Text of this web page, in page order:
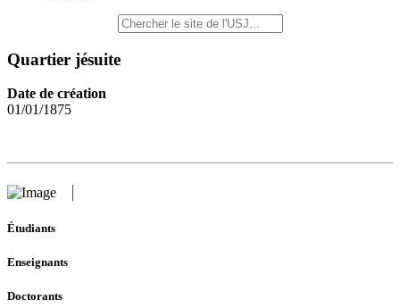
Quartier jésuite
Date de création
01/01/1875
Étudiants
Enseignants
Doctorants